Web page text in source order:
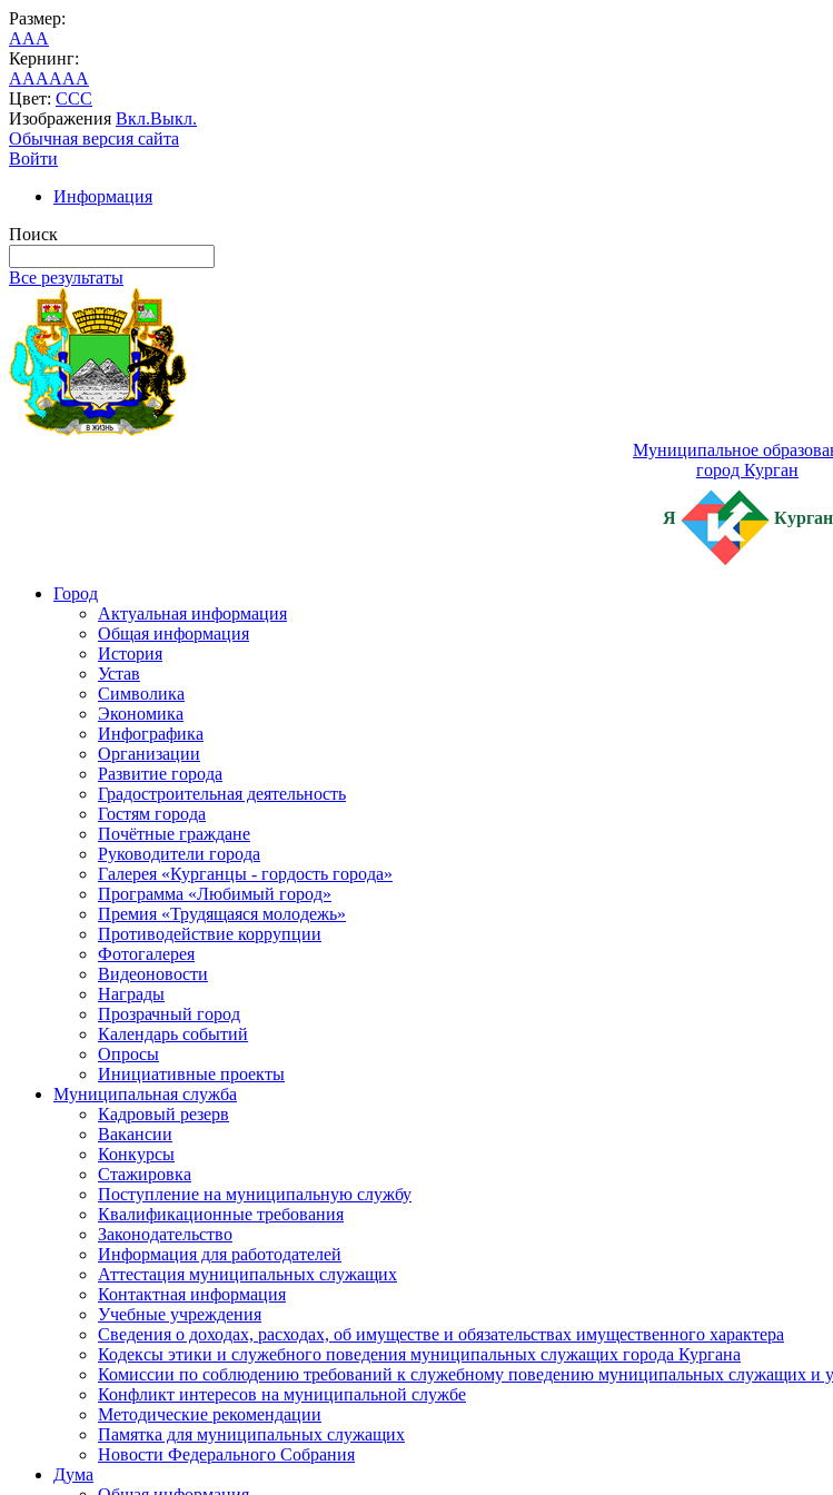
Размер:
AAA
Кернинг:
AAAAAA
Цвет: CCC
Изображения Вкл.Выкл.
Обычная версия сайта
Войти
Информация
Поиск
Все результаты
Муниципальное
город Курган
Я Курган
Город
Актуальная информация
Общая информация
История
Устав
Символика
Экономика
Инфографика
Организации
Развитие города
Градостроительная деятельность
Гостям города
Почётные граждане
Руководители города
Галерея «Курганцы - гордость города»
Программа «Любимый город»
Премия «Трудящаяся молодежь»
Противодействие коррупции
Фотогалерея
Видеоновости
Награды
Прозрачный город
Календарь событий
Опросы
Инициативные проекты
Муниципальная служба
Кадровый резерв
Вакансии
Конкурсы
Стажировка
Поступление на муниципальную службу
Квалификационные требования
Законодательство
Информация для работодателей
Аттестация муниципальных служащих
Контактная информация
Учебные учреждения
Сведения о доходах, расходах, об имуществе и обязательствах имущественного характера
Кодексы этики и служебного поведения муниципальных служащих города Кургана
Комиссии по соблюдению требований к служебному поведению муниципальных служащих и
Конфликт интересов на муниципальной службе
Методические рекомендации
Памятка для муниципальных служащих
Новости Федерального Cобрания
Дума